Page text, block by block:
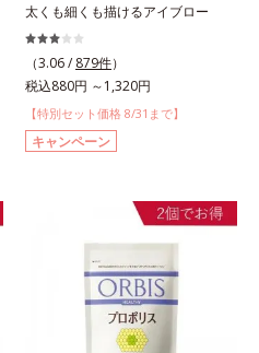
太くも細くも描けるアイブロー
（3.06 / 879件）
税込880円 ～1,320円
【特別セット価格 8/31まで】
キャンペーン